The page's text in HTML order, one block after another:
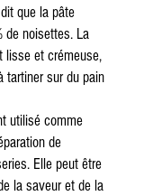
que la pâte
de noisettes. La
lisse et crémeuse,
tartiner sur du pain
utilisé comme
de
Elle peut être
la saveur et de la